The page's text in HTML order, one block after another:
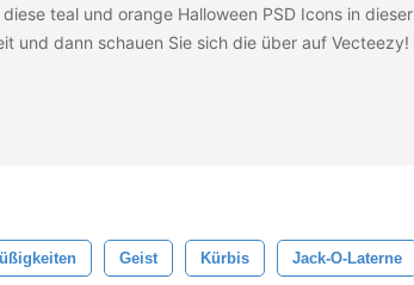
teal und orange Halloween PSD Icons in dieser
und dann schauen Sie sich die über auf Vecteezy!
Geist Kürbis Jack-O-Laterne